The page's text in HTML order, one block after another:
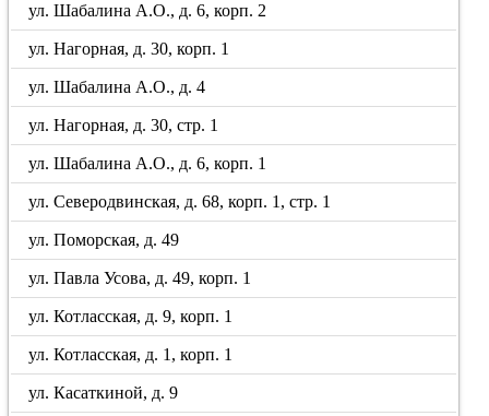
ул. Шабалина А.О., д. 6, корп. 2
ул. Нагорная, д. 30, корп. 1
ул. Шабалина А.О., д. 4
ул. Нагорная, д. 30, стр. 1
ул. Шабалина А.О., д. 6, корп. 1
ул. Северодвинская, д. 68, корп. 1, стр. 1
ул. Поморская, д. 49
ул. Павла Усова, д. 49, корп. 1
ул. Котласская, д. 9, корп. 1
ул. Котласская, д. 1, корп. 1
ул. Касаткиной, д. 9